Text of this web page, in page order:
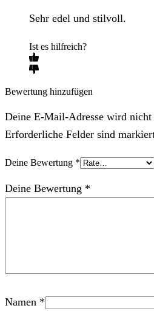
Sehr edel und stilvoll.
Ist es hilfreich?
Bewertung hinzufügen
Deine E-Mail-Adresse wird
Erforderliche Felder sind
Deine Bewertung *
Deine Bewertung *
Namen *